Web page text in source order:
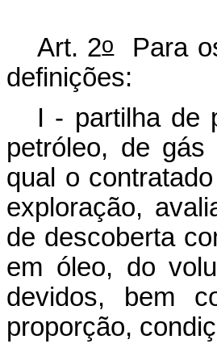
Art. 2oPara
definições:
I - partilha de
petróleo, de
qual o
exploração,
de descoberta
em óleo, do
devidos, bem
proporção,